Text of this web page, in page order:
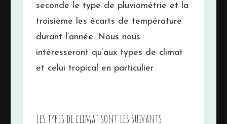
seconde le type de pluviométrie et la
troisième les écarts de température
durant l’année. Nous nous
intéresseront qu’aux types de climat
et celui tropical en particulier
Les types de climat sont les suivants :